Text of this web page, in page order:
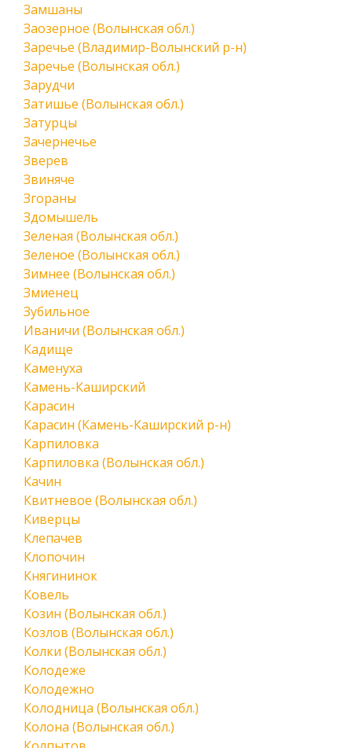
Замшаны
Заозерное (Волынская обл.)
Заречье (Владимир-Волынский р-н)
Заречье (Волынская обл.)
Зарудчи
Затишье (Волынская обл.)
Затурцы
Зачернечье
Зверев
Звиняче
Згораны
Здомышель
Зеленая (Волынская обл.)
Зеленое (Волынская обл.)
Зимнее (Волынская обл.)
Змиенец
Зубильное
Иваничи (Волынская обл.)
Кадище
Каменуха
Камень-Каширский
Карасин
Карасин (Камень-Каширский р-н)
Карпиловка
Карпиловка (Волынская обл.)
Качин
Квитневое (Волынская обл.)
Киверцы
Клепачев
Клопочин
Княгининок
Ковель
Козин (Волынская обл.)
Козлов (Волынская обл.)
Колки (Волынская обл.)
Колодеже
Колодежно
Колодница (Волынская обл.)
Колона (Волынская обл.)